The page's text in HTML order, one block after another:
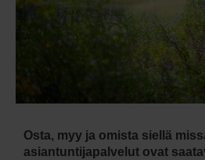
Osta, myy ja omista siellä
asiantuntijapalvelut ovat